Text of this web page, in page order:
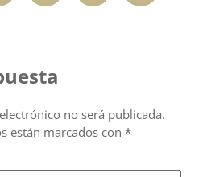
no será publicada.
están marcados con *